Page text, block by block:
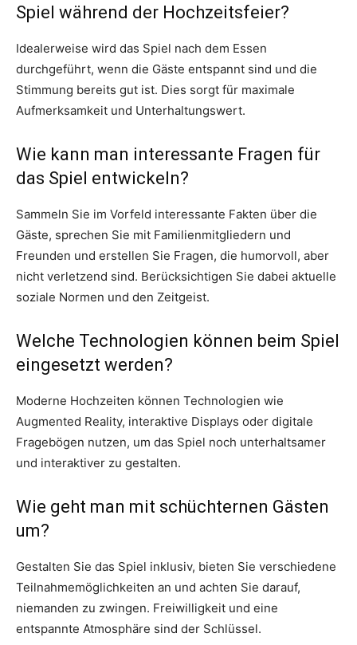
Spiel während der Hochzeitsfeier?
Idealerweise wird das Spiel nach dem Essen
durchgeführt, wenn die Gäste entspannt sind und die
Stimmung bereits gut ist. Dies sorgt für maximale
Aufmerksamkeit und Unterhaltungswert.
Wie kann man interessante Fragen für
das Spiel entwickeln?
Sammeln Sie im Vorfeld interessante Fakten über die
Gäste, sprechen Sie mit Familienmitgliedern und
Freunden und erstellen Sie Fragen, die humorvoll, aber
nicht verletzend sind. Berücksichtigen Sie dabei aktuelle
soziale Normen und den Zeitgeist.
Welche Technologien können beim Spiel
eingesetzt werden?
Moderne Hochzeiten können Technologien wie
Augmented Reality, interaktive Displays oder digitale
Fragebögen nutzen, um das Spiel noch unterhaltsamer
und interaktiver zu gestalten.
Wie geht man mit schüchternen Gästen
um?
Gestalten Sie das Spiel inklusiv, bieten Sie verschiedene
Teilnahmemöglichkeiten an und achten Sie darauf,
niemanden zu zwingen. Freiwilligkeit und eine
entspannte Atmosphäre sind der Schlüssel.